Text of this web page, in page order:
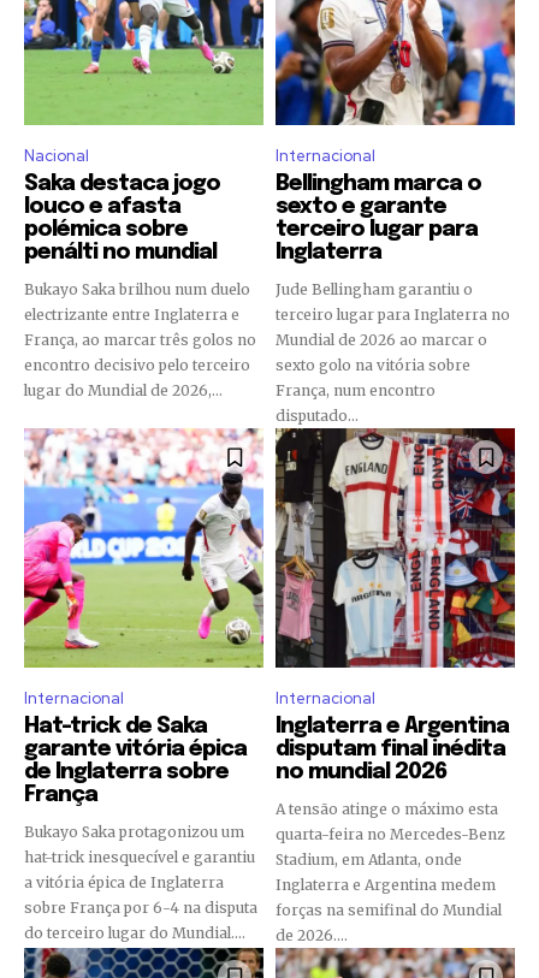
Nacional
Saka destaca jogo
louco e afasta
polémica sobre
penálti no mundial
Bukayo Saka brilhou num duelo
electrizante entre Inglaterra e
França, ao marcar três golos no
encontro decisivo pelo terceiro
lugar do Mundial de 2026,...
Internacional
Bellingham marca o
sexto e garante
terceiro lugar para
Inglaterra
Jude Bellingham garantiu o
terceiro lugar para Inglaterra no
Mundial de 2026 ao marcar o
sexto golo na vitória sobre
França, num encontro
disputado...
Internacional
Hat-trick de Saka
garante vitória épica
de Inglaterra sobre
França
Bukayo Saka protagonizou um
hat-trick inesquecível e garantiu
a vitória épica de Inglaterra
sobre França por 6-4 na disputa
do terceiro lugar do Mundial....
Internacional
Inglaterra e Argentina
disputam final inédita
no mundial 2026
A tensão atinge o máximo esta
quarta-feira no Mercedes-Benz
Stadium, em Atlanta, onde
Inglaterra e Argentina medem
forças na semifinal do Mundial
de 2026....